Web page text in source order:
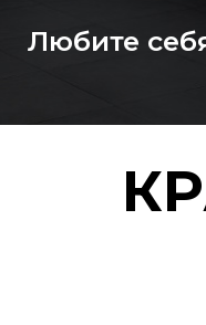
Любите